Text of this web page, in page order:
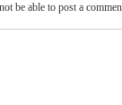
be able to post a